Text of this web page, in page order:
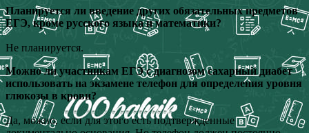
Планируется ли введение других обязательных предметов
ЕГЭ, кроме русского языка и математики?
Не планируется.
Можно ли участникам ЕГЭ с диагнозом сахарный диабет
использовать на экзамене телефон для определения уровня
глюкозы в крови?
Да, можно, если для этого есть подтвержденные